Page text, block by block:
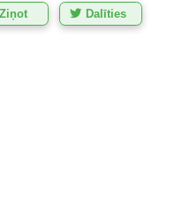
Ziņot Dalīties